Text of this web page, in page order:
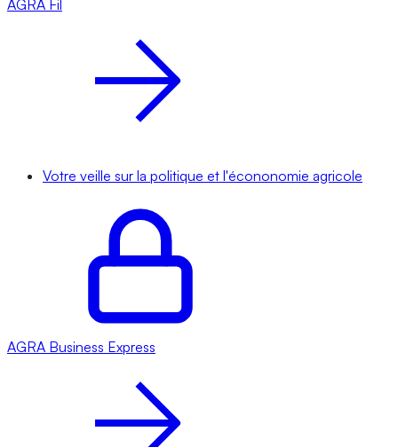
AGRA Fil
Votre veille sur la politique et l'écononomie agricole
AGRA Business Express